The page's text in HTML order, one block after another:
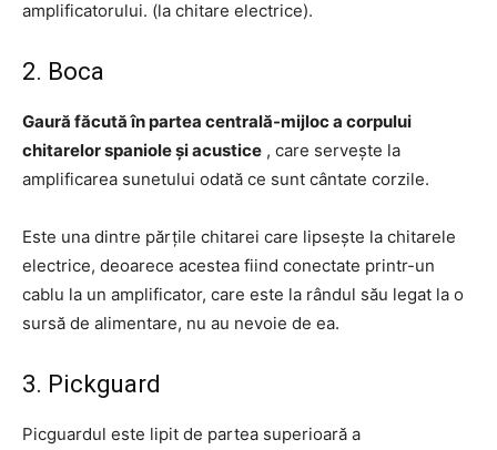
amplificatorului. (la chitare electrice).
2. Boca
Gaură făcută în partea centrală-mijloc a corpului
chitarelor spaniole și acustice , care servește la
amplificarea sunetului odată ce sunt cântate corzile.
Este una dintre părțile chitarei care lipsește la chitarele
electrice, deoarece acestea fiind conectate printr-un
cablu la un amplificator, care este la rândul său legat la o
sursă de alimentare, nu au nevoie de ea.
3. Pickguard
Picguardul este lipit de partea superioară a